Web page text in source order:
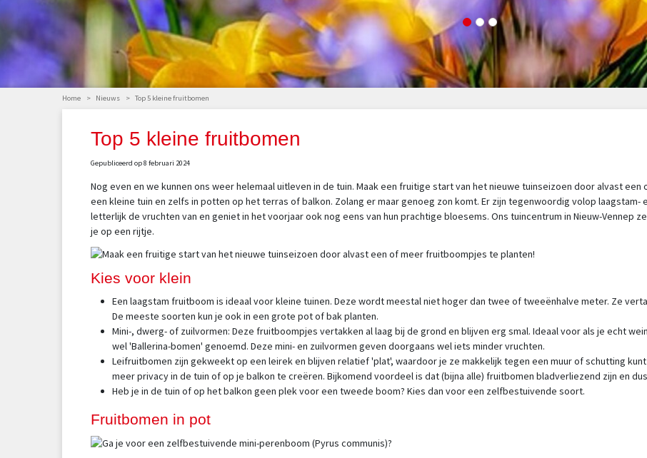
Home > Nieuws > Top 5 kleine fruitbomen
Top 5 kleine fruitbomen
Gepubliceerd op8 februari 2024
Nog even en we kunnen ons weer helemaal uitleven in de tuin. Maak een fruitige start van het nieuwe tuinseizoen door alvast een
een kleine tuin en zelfs in potten op het terras of balkon. Zolang er maar genoeg zon komt. Er zijn tegenwoordig volop
letterlijk de vruchten van en geniet in het voorjaar ook nog eens van hun prachtige bloesems. Ons tuincentrum in Nieuw-Vennep
je op een rijtje.
Kies voor klein
Een laagstam fruitboom is ideaal voor kleine tuinen. Deze wordt meestal niet hoger dan twee of tweeënhalve meter. Ze
De meeste soorten kun je ook in een grote pot of bak planten.
Mini-, dwerg- of zuilvormen: Deze fruitboompjes vertakken al laag bij de grond en blijven erg smal. Ideaal voor als je echt
wel 'Ballerina-bomen' genoemd. Deze mini- en zuilvormen geven doorgaans wel iets minder vruchten.
Leifruitbomen zijn gekweekt op een leirek en blijven relatief 'plat', waardoor je ze makkelijk tegen een muur of schutting
meer privacy in de tuin of op je balkon te creëren. Bijkomend voordeel is dat (bijna alle) fruitbomen bladverliezend zijn en
Heb je in de tuin of op het balkon geen plek voor een tweede boom? Kies dan voor een zelfbestuivende soort.
Fruitbomen in pot